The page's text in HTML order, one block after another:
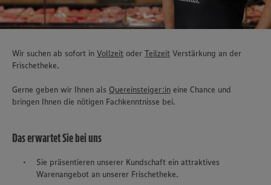
Wir suchen ab sofort in Vollzeit oder Teilzeit Verstärkung an der
Frischetheke.
Gerne geben wir Ihnen als Quereinsteiger:in eine Chance und
bringen Ihnen die nötigen Fachkenntnisse bei.
Das erwartet Sie bei uns
Sie präsentieren unserer Kundschaft ein attraktives
Warenangebot an unserer Frischetheke.